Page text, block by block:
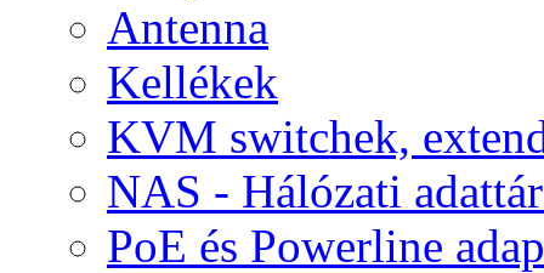
Antenna
Kellékek
KVM switchek,
NAS - Hálózati
PoE és Powerline